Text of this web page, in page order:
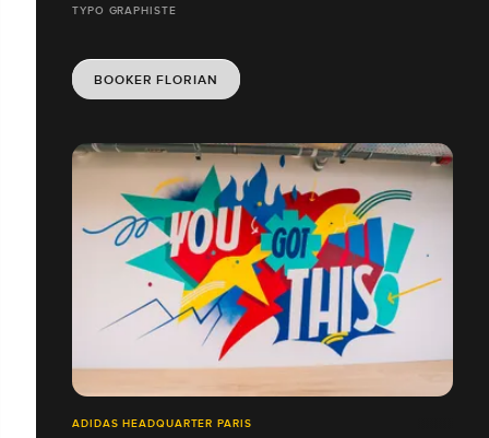
TYPO GRAPHISTE
BOOKER FLORIAN
ADIDAS HEADQUARTER PARIS